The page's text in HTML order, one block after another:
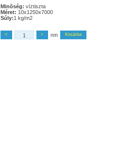
Minõség: víztiszta
Méret: 10x1250x7000
Súly:1 kg/m2
< > nm Kosárba